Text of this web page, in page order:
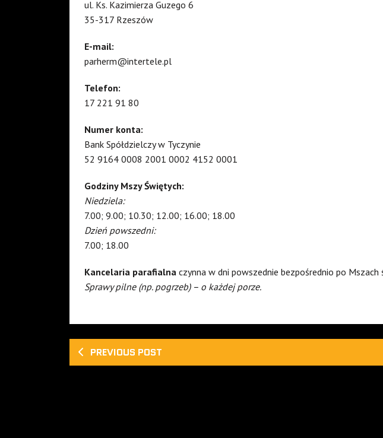
ul. Ks. Kazimierza Guzego 6
35-317 Rzeszów
E-mail:
parherm@intertele.pl
Telefon:
17 221 91 80
Numer konta:
Bank Spółdzielczy w Tyczynie
52 9164 0008 2001 0002 4152 0001
Godziny Mszy Świętych:
Niedziela:
7.00; 9.00; 10.30; 12.00; 16.00; 18.00
Dzień powszedni:
7.00; 18.00
Kancelaria parafialna czynna w dni powszednie bezpośrednio po Mszach
Sprawy pilne (np. pogrzeb) – o każdej porze.
PREVIOUS POST